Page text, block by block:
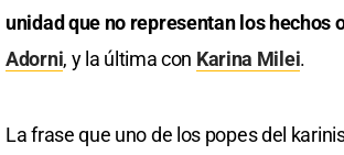
unidad que no representan los hechos
Adorni, y la última con Karina Milei.
La frase que uno de los popes del